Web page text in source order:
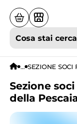
Cosa stai
... SEZIONE SOCI
Sezione
della